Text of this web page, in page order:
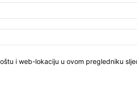
i web-lokaciju u ovom pregledniku